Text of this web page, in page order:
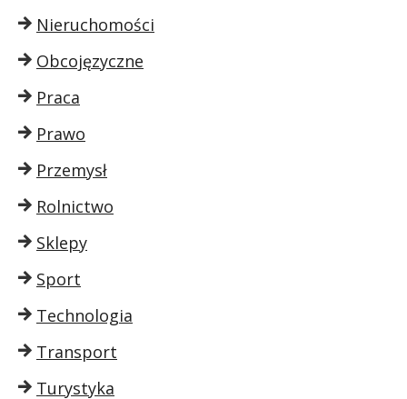
Nieruchomości
Obcojęzyczne
Praca
Prawo
Przemysł
Rolnictwo
Sklepy
Sport
Technologia
Transport
Turystyka